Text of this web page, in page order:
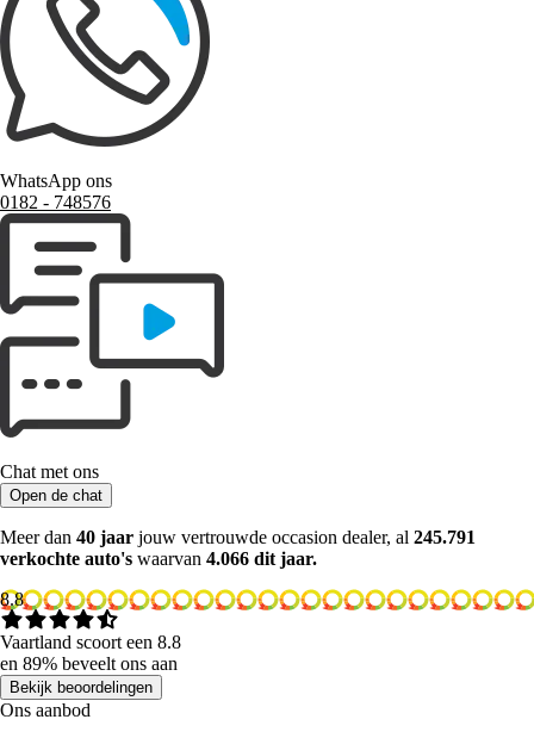
WhatsApp ons
0182 ‑ 748576
Chat met ons
Open de chat
Meer dan 40 jaar jouw vertrouwde occasion dealer, al 245.791
verkochte auto's waarvan 4.066 dit jaar.
8.8
Vaartland scoort een 8.8
en 89% beveelt ons aan
Bekijk beoordelingen
Ons aanbod